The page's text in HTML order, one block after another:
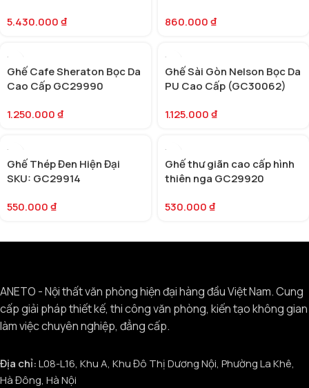
5.430.000₫
860.000₫
Ghế Cafe Sheraton Bọc Da
Cao Cấp GC29990
1.250.000₫
Ghế Sài Gòn Nelson Bọc Da
PU Cao Cấp (GC30062)
1.125.000₫
Ghế Thép Đen Hiện Đại
SKU: GC29914
550.000₫
Ghế thư giãn cao cấp hình
thiên nga GC29920
530.000₫
ANETO - Nội thất văn phòng hiện đại hàng đầu Việt Nam. Cung
cấp giải pháp thiết kế, thi công văn phòng, kiến tạo không gian
làm việc chuyên nghiệp, đẳng cấp.
Địa chỉ:L08-L16, Khu A, Khu Đô Thị Dương Nội, Phường La Khê,
Hà Đông, Hà Nội